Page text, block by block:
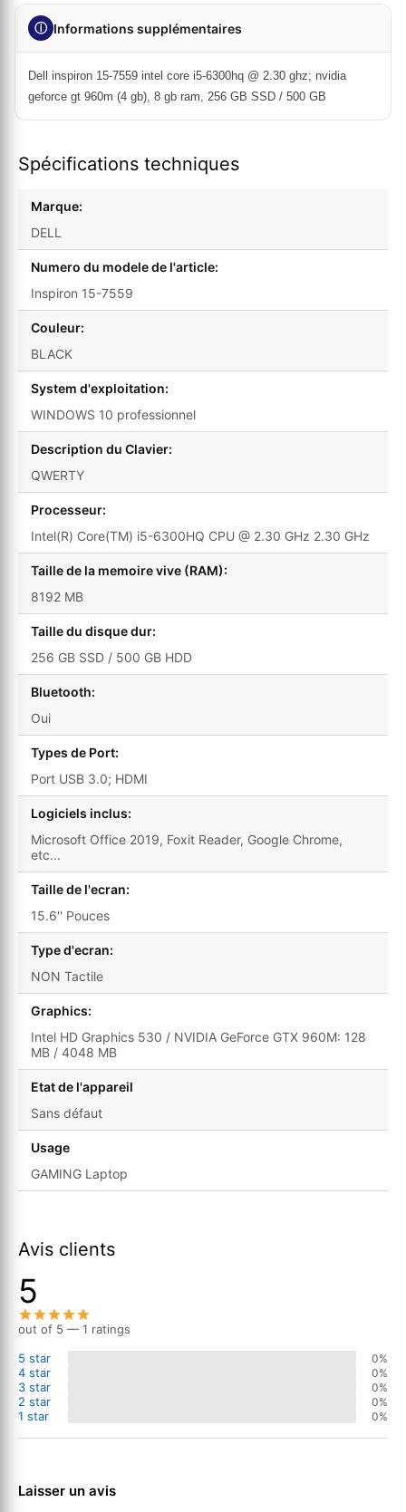
ⓘ Informations supplémentaires
Dell inspiron 15-7559 intel core i5-6300hq @ 2.30 ghz; nvidia
geforce gt 960m (4 gb), 8 gb ram, 256 GB SSD / 500 GB
Spécifications techniques
Marque:
DELL
Numero du modele de l'article:
Inspiron 15-7559
Couleur:
BLACK
System d'exploitation:
WINDOWS 10 professionnel
Description du Clavier:
QWERTY
Processeur:
Intel(R) Core(TM) i5-6300HQ CPU @ 2.30 GHz 2.30 GHz
Taille de la memoire vive (RAM):
8192 MB
Taille du disque dur:
256 GB SSD / 500 GB HDD
Bluetooth:
Oui
Types de Port:
Port USB 3.0; HDMI
Logiciels inclus:
Microsoft Office 2019, Foxit Reader, Google Chrome,
etc...
Taille de l'ecran:
15.6'' Pouces
Type d'ecran:
NON Tactile
Graphics:
Intel HD Graphics 530 / NVIDIA GeForce GTX 960M: 128
MB / 4048 MB
Etat de l'appareil
Sans défaut
Usage
GAMING Laptop
Avis clients
5
out of 5 — 1 ratings
5 star
0%
4 star 0%
3 star 0%
2 star 0%
1 star 0%
Laisser un avis